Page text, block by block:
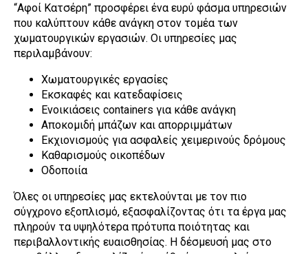
“Αφοί Κατσέρη” προσφέρει ένα ευρύ φάσμα υπηρεσιών
που καλύπτουν κάθε ανάγκη στον τομέα των
χωματουργικών εργασιών. Οι υπηρεσίες μας
περιλαμβάνουν:
Χωματουργικές εργασίες
Εκσκαφές και κατεδαφίσεις
Ενοικιάσεις containers για κάθε ανάγκη
Αποκομιδή μπάζων και απορριμμάτων
Εκχιονισμούς για ασφαλείς χειμερινούς δρόμους
Καθαρισμούς οικοπέδων
Οδοποιία
Όλες οι υπηρεσίες μας εκτελούνται με τον πιο
σύγχρονο εξοπλισμό, εξασφαλίζοντας ότι τα έργα μας
πληρούν τα υψηλότερα πρότυπα ποιότητας και
περιβαλλοντικής ευαισθησίας. Η δέσμευσή μας στο